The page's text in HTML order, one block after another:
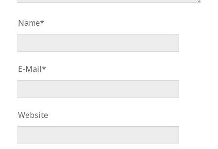
Name*
E-Mail*
Website